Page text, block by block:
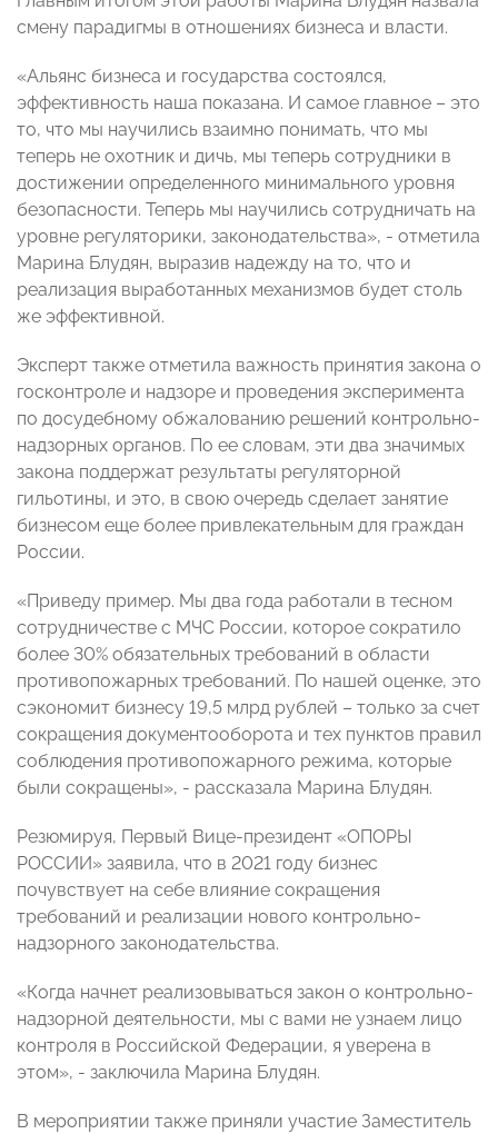
смену парадигмы в отношениях бизнеса и власти.
«Альянс бизнеса и государства состоялся,
эффективность наша показана. И самое главное – это
то, что мы научились взаимно понимать, что мы
теперь не охотник и дичь, мы теперь сотрудники в
достижении определенного минимального уровня
безопасности. Теперь мы научились сотрудничать на
уровне регуляторики, законодательства», - отметила
Марина Блудян, выразив надежду на то, что и
реализация выработанных механизмов будет столь
же эффективной.
Эксперт также отметила важность принятия закона о
госконтроле и надзоре и проведения эксперимента
по досудебному обжалованию решений контрольно-
надзорных органов. По ее словам, эти два значимых
закона поддержат результаты регуляторной
гильотины, и это, в свою очередь сделает занятие
бизнесом еще более привлекательным для граждан
России.
«Приведу пример. Мы два года работали в тесном
сотрудничестве с МЧС России, которое сократило
более 30% обязательных требований в области
противопожарных требований. По нашей оценке, это
сэкономит бизнесу 19,5 млрд рублей – только за счет
сокращения документооборота и тех пунктов правил
соблюдения противопожарного режима, которые
были сокращены», - рассказала Марина Блудян.
Резюмируя, Первый Вице-президент «ОПОРЫ
РОССИИ» заявила, что в 2021 году бизнес
почувствует на себе влияние сокращения
требований и реализации нового контрольно-
надзорного законодательства.
«Когда начнет реализовываться закон о контрольно-
надзорной деятельности, мы с вами не узнаем лицо
контроля в Российской Федерации, я уверена в
этом», - заключила Марина Блудян.
В мероприятии также приняли участие Заместитель